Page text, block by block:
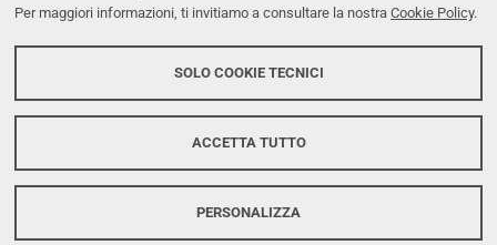
Per maggiori informazioni, ti invitiamo a consultare la nostra Cookie Policy.
SOLO COOKIE TECNICI
ACCETTA TUTTO
PERSONALIZZA
Dichiarazione di accessibilità
Protezione dati personali